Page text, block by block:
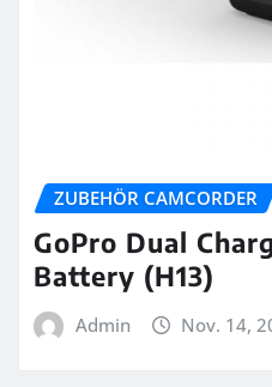
ZUBEHÖR CAMCORDER
GoPro Dual
Battery (H13)
Admin Nov. 14,